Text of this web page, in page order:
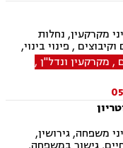
מקרקעין, נחלות
, פינוי בינוי,
רשות מקרקעי ישראל,
נדל"ן, מגרשים
ביהודה ושומרון, מיסוי
, מקרקעין ונדל"ן,
משפחה, גירושין,